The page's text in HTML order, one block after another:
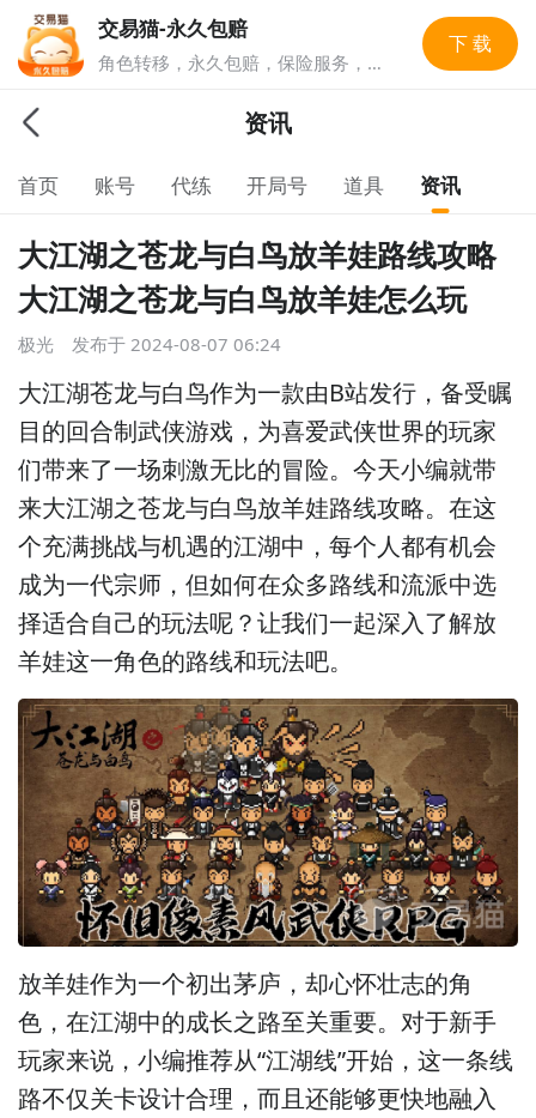
交易猫-永久包赔
角色转移，永久包赔，保险服务，实
就上交易猫，1亿玩家选择的游戏交
下 载
资讯
首页 账号 代练 开局号 道具 资讯
大江湖之苍龙与白鸟放羊娃路线攻略
大江湖之苍龙与白鸟放羊娃怎么玩
极光 发布于 2024-08-07 06:24
大江湖苍龙与白鸟作为一款由B站发行，备受瞩
目的回合制武侠游戏，为喜爱武侠世界的玩家
们带来了一场刺激无比的冒险。今天小编就带
来大江湖之苍龙与白鸟放羊娃路线攻略。在这
个充满挑战与机遇的江湖中，每个人都有机会
成为一代宗师，但如何在众多路线和流派中选
择适合自己的玩法呢？让我们一起深入了解放
羊娃这一角色的路线和玩法吧。
放羊娃作为一个初出茅庐，却心怀壮志的角
色，在江湖中的成长之路至关重要。对于新手
玩家来说，小编推荐从“江湖线”开始，这一条线
路不仅关卡设计合理，而且还能够更快地融入